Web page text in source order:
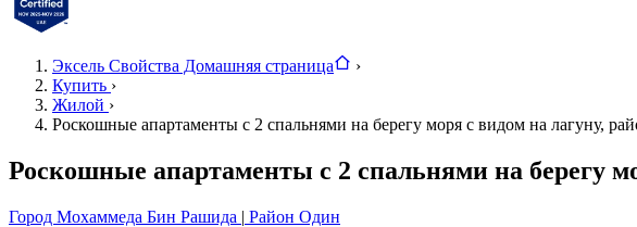
Эксель Свойства Домашняя страница
›
Купить ›
Жилой ›
Роскошные апартаменты с 2 спальнями на берегу моря с видом на лагуну,
Роскошные апартаменты с 2 спальнями на берегу
Город Мохаммеда Бин Рашида | Район Один